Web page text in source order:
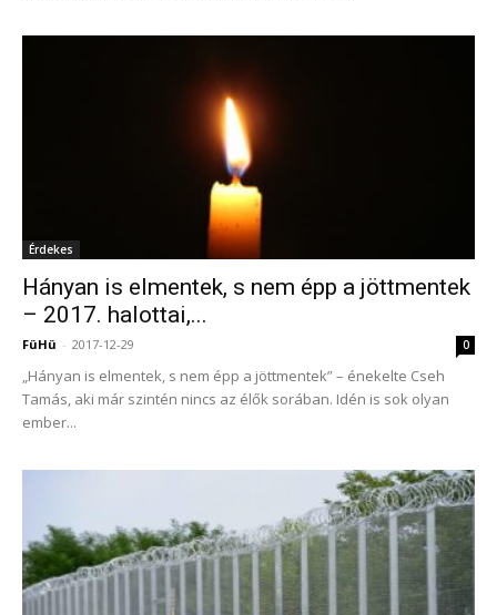
Érdekes
Hányan is elmentek, s nem épp a jöttmentek
– 2017. halottai,...
FüHü - 2017-12-29 0
„Hányan is elmentek, s nem épp a jöttmentek” – énekelte Cseh
Tamás, aki már szintén nincs az élők sorában. Idén is sok olyan
ember...